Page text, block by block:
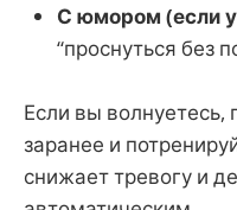
С юмором (если
“проснуться без
Если вы волнуетесь,
заранее и
снижает тревогу и